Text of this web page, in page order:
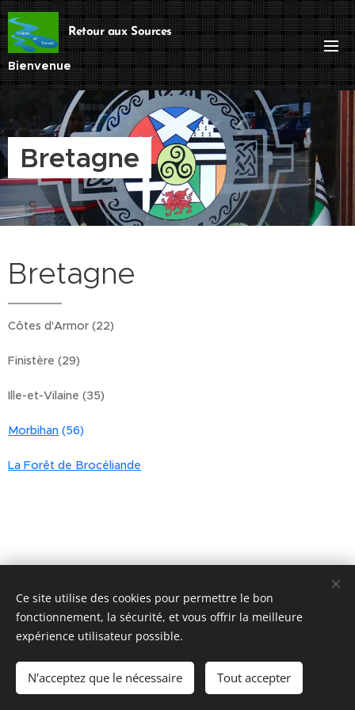
Retour aux Sources
Bienvenue
Bretagne
Bretagne
Côtes d'Armor (22)
Finistère (29)
Ille-et-Vilaine (35)
Morbihan (56)
La Forêt de Brocéliande
Cookies
Langues
Deutsch
Ce site utilise des cookies pour permettre le bon
fonctionnement, la sécurité, et vous offrir la meilleure
expérience utilisateur possible.
N'acceptez que le nécessaire Tout accepter